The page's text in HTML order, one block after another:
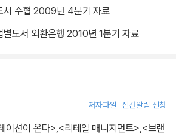
서 수협 2009년 4분기 자료
별도서 외환은행 2010년 1분기 자료
저자파일 신간알림 신청
이션이 온다>,<리테일 매니지먼트>,<브랜